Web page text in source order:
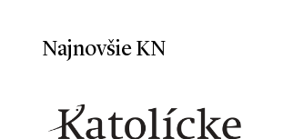
Najnovšie KN